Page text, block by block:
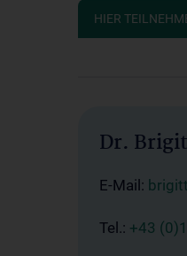
HIER
Dr.
E-Mail:
Tel.: +43